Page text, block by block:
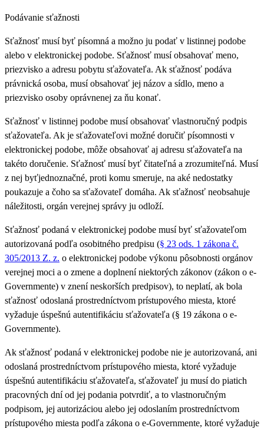
Podávanie sťažnosti
Sťažnosť musí byť písomná a možno ju podať v listinnej podobe
alebo v elektronickej podobe. Sťažnosť musí obsahovať meno,
priezvisko a adresu pobytu sťažovateľa. Ak sťažnosť podáva
právnická osoba, musí obsahovať jej názov a sídlo, meno a
priezvisko osoby oprávnenej za ňu konať.
Sťažnosť v listinnej podobe musí obsahovať vlastnoručný podpis
sťažovateľa. Ak je sťažovateľovi možné doručiť písomnosti v
elektronickej podobe, môže obsahovať aj adresu sťažovateľa na
takéto doručenie. Sťažnosť musí byť čitateľná a zrozumiteľná. Musí
z nej byťjednoznačné, proti komu smeruje, na aké nedostatky
poukazuje a čoho sa sťažovateľ domáha. Ak sťažnosť neobsahuje
náležitosti, orgán verejnej správy ju odloží.
Sťažnosť podaná v elektronickej podobe musí byť sťažovateľom
autorizovaná podľa osobitného predpisu (§ 23 ods. 1 zákona č.
305/2013 Z. z. o elektronickej podobe výkonu pôsobnosti orgánov
verejnej moci a o zmene a doplnení niektorých zákonov (zákon o e-
Governmente) v znení neskorších predpisov), to neplatí, ak bola
sťažnosť odoslaná prostredníctvom prístupového miesta, ktoré
vyžaduje úspešnú autentifikáciu sťažovateľa (§ 19 zákona o e-
Governmente).
Ak sťažnosť podaná v elektronickej podobe nie je autorizovaná, ani
odoslaná prostredníctvom prístupového miesta, ktoré vyžaduje
úspešnú autentifikáciu sťažovateľa, sťažovateľ ju musí do piatich
pracovných dní od jej podania potvrdiť, a to vlastnoručným
podpisom, jej autorizáciou alebo jej odoslaním prostredníctvom
prístupového miesta podľa zákona o e-Governmente, ktoré vyžaduje